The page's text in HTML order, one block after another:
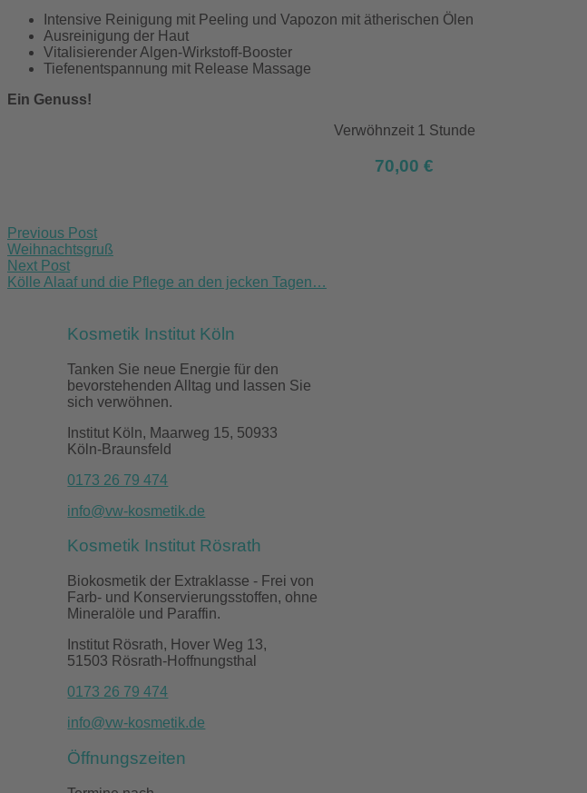
Intensive Reinigung mit Peeling und Vapozon mit ätherischen Ölen
Ausreinigung der Haut
Vitalisierender Algen-Wirkstoff-Booster
Tiefenentspannung mit Release Massage
Ein Genuss!
Verwöhnzeit 1 Stunde
70,00 €
navigation
Previous Post
Weihnachtsgruß
Next Post
Kölle Alaaf und die Pflege an den jecken Tagen…
Kosmetik Institut Köln
Tanken Sie neue Energie für den
bevorstehenden Alltag und lassen Sie
sich verwöhnen.
Institut Köln, Maarweg 15, 50933
Köln-Braunsfeld
0173 26 79 474
info@vw-kosmetik.de
Kosmetik Institut Rösrath
Biokosmetik der Extraklasse - Frei von
Farb- und Konservierungsstoffen, ohne
Mineralöle und Paraffin.
Institut Rösrath, Hover Weg 13,
51503 Rösrath-Hoffnungsthal
0173 26 79 474
info@vw-kosmetik.de
Öffnungszeiten